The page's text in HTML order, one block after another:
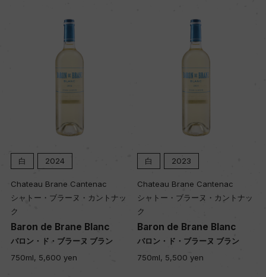
白 2024
Chateau Brane Cantenac
シャトー・ブラーヌ・カントナッ
ク
Baron de Brane Blanc
バロン・ド・ブラーヌ ブラン
750ml, 5,600 yen
白 2023
Chateau Brane Cantenac
シャトー・ブラーヌ・カントナッ
ク
Baron de Brane Blanc
バロン・ド・ブラーヌ ブラン
750ml, 5,500 yen